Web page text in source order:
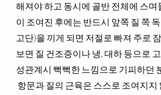
해져야 하고 동시에 골반 전체에 스
이 조여진 후에는 반드시 앞쪽 질 쪽
고단)을 끼게 되면 저절로 빠져 주로
보면 질 건조증이나 냉, 대하 등으로
성관계시 뻑뻑한 느낌으로 기피하던